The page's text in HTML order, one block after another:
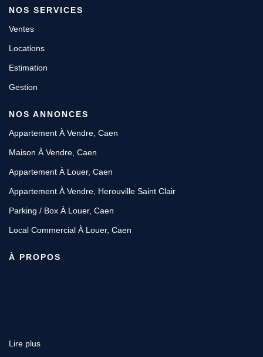
NOS SERVICES
Ventes
Locations
Estimation
Gestion
NOS ANNONCES
Appartement À Vendre, Caen
Maison À Vendre, Caen
Appartement À Louer, Caen
Appartement À Vendre, Herouville Saint Clair
Parking / Box À Louer, Caen
Local Commercial À Louer, Caen
À PROPOS
Lire plus